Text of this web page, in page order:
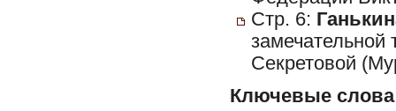
Стр. 6:
замечательной
Секретовой
Ключевые слова